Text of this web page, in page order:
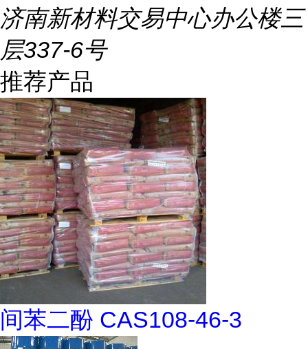
济南新材料交易中心办公楼三
层337-6号
推荐产品
间苯二酚 CAS108-46-3